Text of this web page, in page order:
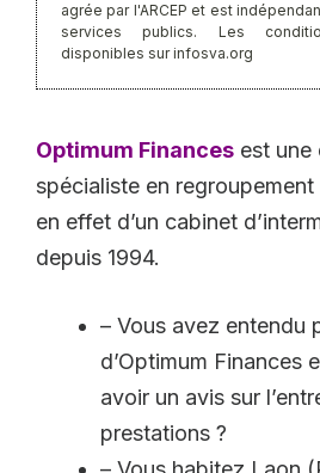
agrée par l'ARCEP et est
services publics. Les
disponibles sur infosva.org
Optimum Finances est une
spécialiste en regroupement
en effet d’un cabinet
depuis 1994.
– Vous avez entendu
d’Optimum Finances
avoir un avis sur
prestations ?